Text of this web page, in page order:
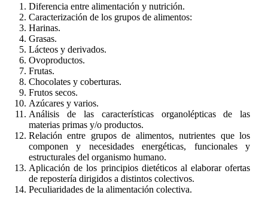
Diferencia entre alimentación y nutrición.
Caracterización de los grupos de alimentos:
Harinas.
Grasas.
Lácteos y derivados.
Ovoproductos.
Frutas.
Chocolates y coberturas.
Frutos secos.
Azúcares y varios.
Análisis de las características organolépticas de las
materias primas y/o productos.
Relación entre grupos de alimentos, nutrientes que los
componen y necesidades energéticas, funcionales y
estructurales del organismo humano.
Aplicación de los principios dietéticos al elaborar ofertas
de repostería dirigidos a distintos colectivos.
Peculiaridades de la alimentación colectiva.